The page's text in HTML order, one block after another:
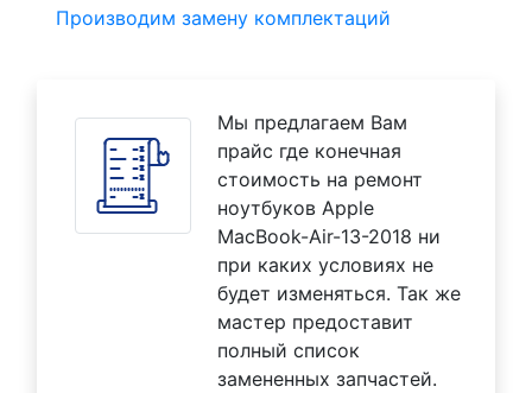
Производим замену комплектаций
Мы предлагаем Вам
прайс где конечная
стоимость на ремонт
ноутбуков Apple
MacBook-Air-13-2018 ни
при каких условиях не
будет изменяться. Так же
мастер предоставит
полный список
замененных запчастей.